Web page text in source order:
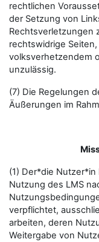
rechtlichen
der Setzung von
Rechtsverletzungen
rechtswidrige
volksverhetzendem
unzulässig.
(7) Die Regelungen
Äußerungen im
(1) Der*die
Nutzung des LMS
verpflichtet,
arbeiten, deren
Weitergabe von